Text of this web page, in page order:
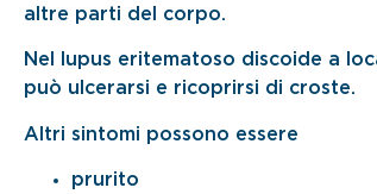
altre parti del corpo.
Nel lupus eritematoso discoide a
può ulcerarsi e ricoprirsi di croste.
Altri sintomi possono essere
prurito